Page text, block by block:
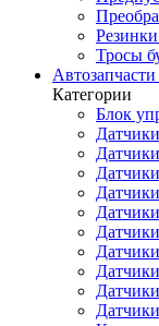
Тросы
Автозапчасти
Категории
Блок